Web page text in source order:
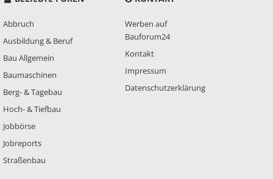
Abbruch
Ausbildung & Beruf
Bau Allgemein
Baumaschinen
Berg- & Tagebau
Hoch- & Tiefbau
Jobbörse
Jobreports
Straßenbau
Werben auf
Bauforum24
Kontakt
Impressum
Datenschutzerklärung